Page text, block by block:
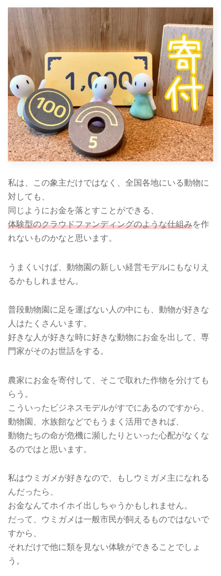
私は、この象主だけではなく、全国各地にいる動物に
対しても、
同じようにお金を落とすことができる、
体験型のクラウドファンディングのような仕組みを作
れないものかなと思います。
うまくいけば、動物園の新しい経営モデルにもなりえ
るかもしれません。
普段動物園に足を運ばない人の中にも、動物が好きな
人はたくさんいます。
好きな人が好きな時に好きな動物にお金を出して、専
門家がそのお世話をする。
農家にお金を寄付して、そこで取れた作物を分けても
らう。
こういったビジネスモデルがすでにあるのですから、
動物園、水族館などでもうまく活用できれば、
動物たちの命が危機に瀕したりといった心配がなくな
るのではと思います。
私はウミガメが好きなので、もしウミガメ主になれる
んだったら、
お金なんてホイホイ出しちゃうかもしれません。
だって、ウミガメは一般市民が飼えるものではないで
すから、
それだけで他に類を見ない体験ができることでしょ
う。